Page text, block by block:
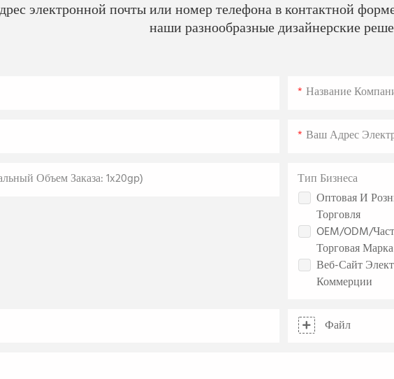
электронной почты или номер телефона в контактной
наши разнообразные дизайнерские
Название
Ваш Адрес
Объем Заказа: 1x20gp)
Оптовая И
Торговля
OEM/ODM/
Торговая Марка
Веб-Сайт
Коммерции
Тип Бизнеса
Файл